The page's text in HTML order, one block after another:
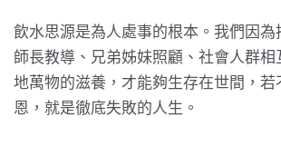
飲水思源是為人處事的根本。我們因為
師長教導、兄弟姊妹照顧、社會人群相
地萬物的滋養，才能夠生存在世間，若
恩，就是徹底失敗的人生。